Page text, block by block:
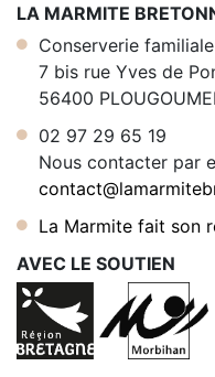
LA MARMITE
Conserverie
7 bis rue Yves de
56400
02 97 29 65 19
Nous contacter par
La Marmite fait son
AVEC LE SOUTIEN